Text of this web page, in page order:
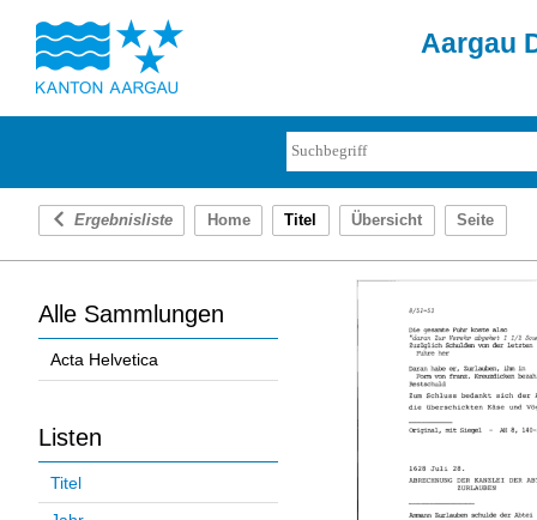
Aargau
Ergebnisliste Home Titel Übersicht Seite
Alle Sammlungen
Acta Helvetica
Listen
Titel